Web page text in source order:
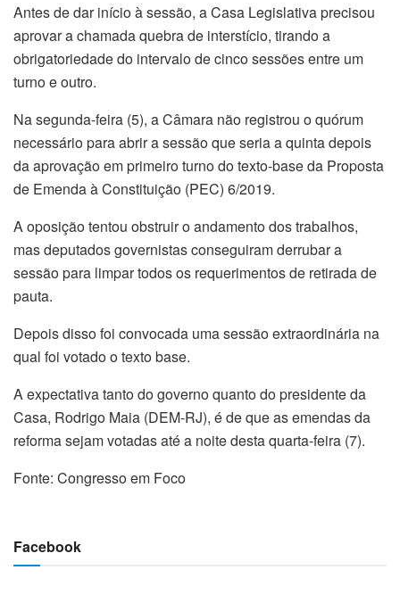
Antes de dar início à sessão, a Casa Legislativa precisou
aprovar a chamada quebra de interstício, tirando a
obrigatoriedade do intervalo de cinco sessões entre um
turno e outro.
Na segunda-feira (5), a Câmara não registrou o quórum
necessário para abrir a sessão que seria a quinta depois
da aprovação em primeiro turno do texto-base da Proposta
de Emenda à Constituição (PEC) 6/2019.
A oposição tentou obstruir o andamento dos trabalhos,
mas deputados governistas conseguiram derrubar a
sessão para limpar todos os requerimentos de retirada de
pauta.
Depois disso foi convocada uma sessão extraordinária na
qual foi votado o texto base.
A expectativa tanto do governo quanto do presidente da
Casa, Rodrigo Maia (DEM-RJ), é de que as emendas da
reforma sejam votadas até a noite desta quarta-feira (7).
Fonte: Congresso em Foco
Facebook